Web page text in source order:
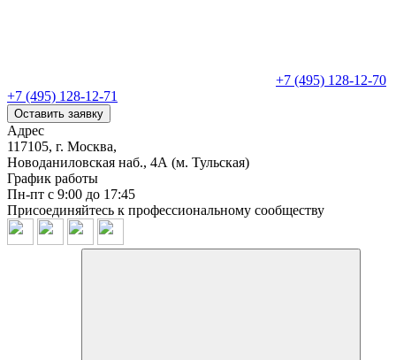
+7 (495) 128-12-70
+7 (495) 128-12-71
Оставить заявку
Адрес
117105, г. Москва,
Новоданиловская наб., 4А (м. Тульская)
График работы
Пн-пт с 9:00 до 17:45
Присоединяйтесь к профессиональному сообществу